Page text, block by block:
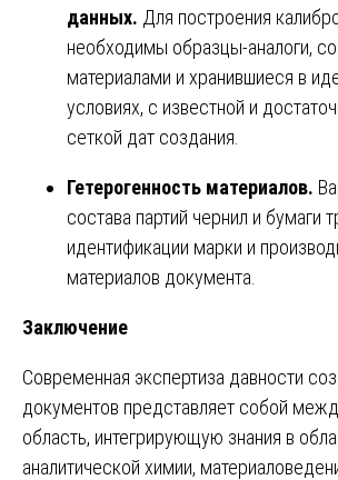
данных. Для построения
необходимы образцы-аналоги,
материалами и хранившиеся в
условиях, с известной и
сеткой дат создания.
Гетерогенность материалов.
состава партий чернил и бумаги
идентификации марки и
материалов документа.
Заключение
Современная экспертиза давности
документов представляет собой
область, интегрирующую знания в
аналитической химии,